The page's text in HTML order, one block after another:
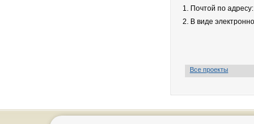
1. Почтой по
2. В виде
Все проекты